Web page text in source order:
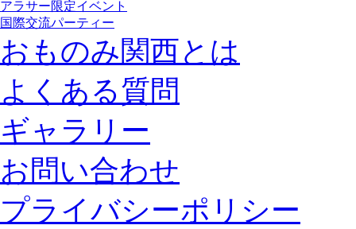
アラサー限定イベント
国際交流パーティー
おものみ関西とは
よくある質問
ギャラリー
お問い合わせ
プライバシーポリシー